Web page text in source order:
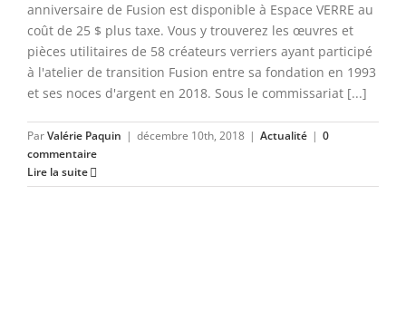
anniversaire de Fusion est disponible à Espace VERRE au
coût de 25 $ plus taxe. Vous y trouverez les œuvres et
pièces utilitaires de 58 créateurs verriers ayant participé
à l'atelier de transition Fusion entre sa fondation en 1993
et ses noces d'argent en 2018. Sous le commissariat [...]
ParValérie Paquin | décembre 10th, 2018 | Actualité | 0
commentaire
Lire la suite